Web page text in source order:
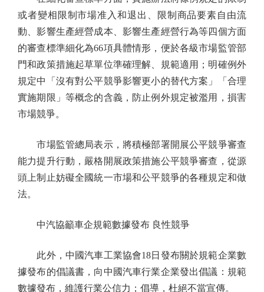
或者變相限制市場准入和退出、限制商品要素自由流
動、影響生產經營成本、影響生產經營行為等四個方面
的審查標準細化為66項具體情形，便於各級市場監管部
門和政策措施起草單位準確理解、規範適用；明確例外
規定中「沒有對公平競爭影響更小的替代方案」「合理
實施期限」等概念的含義，防止例外規定被濫用，損害
市場競爭。
市場監管總局表示，將積極部署開展公平競爭審查
能力提升行動，嚴格開展政策措施公平競爭審查，從源
頭上制止妨礙全國統一市場和公平競爭的各種規定和做
法。
中汽協籲車企規範數據發布 良性競爭
此外，中國汽車工業協會18日發布關於規範企業數
據發布的倡議書，向中國汽車行業企業發出倡議：規範
數據發布，維護行業公信力；倡導，杜絕不當宣傳。